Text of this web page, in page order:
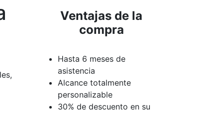
Ventajas de la
compra
Hasta 6 meses de
asistencia
Alcance totalmente
personalizable
30% de descuento en su